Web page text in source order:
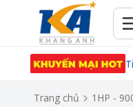
Trang chủ 1HP -